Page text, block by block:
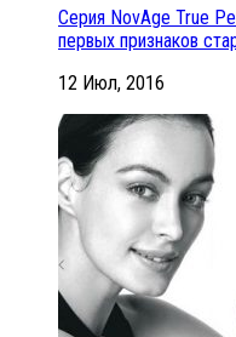
Серия NovAge True
первых признаков
12 Июл, 2016